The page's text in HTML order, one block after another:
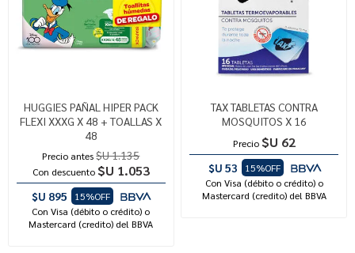
HUGGIES PAÑAL HIPER PACK
FLEXI XXXG X 48 + TOALLAS X
48
Precio antes $U 1.135
Con descuento $U 1.053
$U 895
15%OFF
Con Visa (débito o crédito) o
Mastercard (credito) del BBVA
TAX TABLETAS CONTRA
MOSQUITOS X 16
Precio $U 62
$U 53
15%OFF
Con Visa (débito o crédito) o
Mastercard (credito) del BBVA